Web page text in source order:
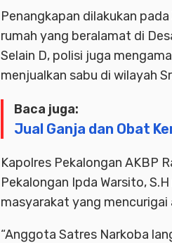
Penangkapan dilakukan
rumah yang beralamat di
Selain D, polisi juga
menjualkan sabu di wilayah
Baca juga:
Jual Ganja dan Obat
Kapolres Pekalongan AKBP
Pekalongan Ipda Warsito,
masyarakat yang
“Anggota Satres Narkoba